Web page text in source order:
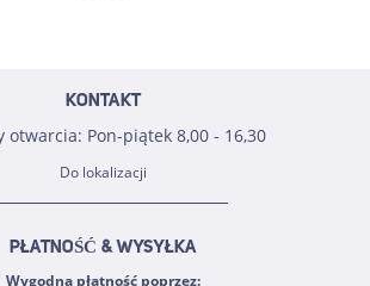
KONTAKT
otwarcia: Pon-piątek 8,00 - 16,30
Do lokalizacji
PŁATNOŚĆ & WYSYŁKA
Wygodna płatność poprzez: